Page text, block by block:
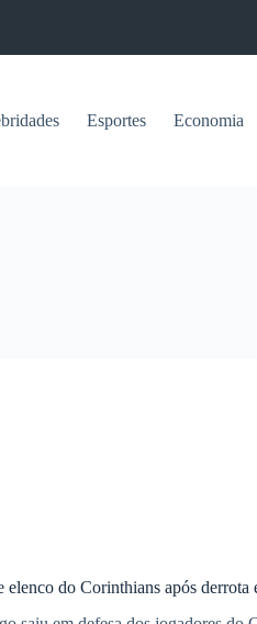
Esportes Economia
do Corinthians após derrota